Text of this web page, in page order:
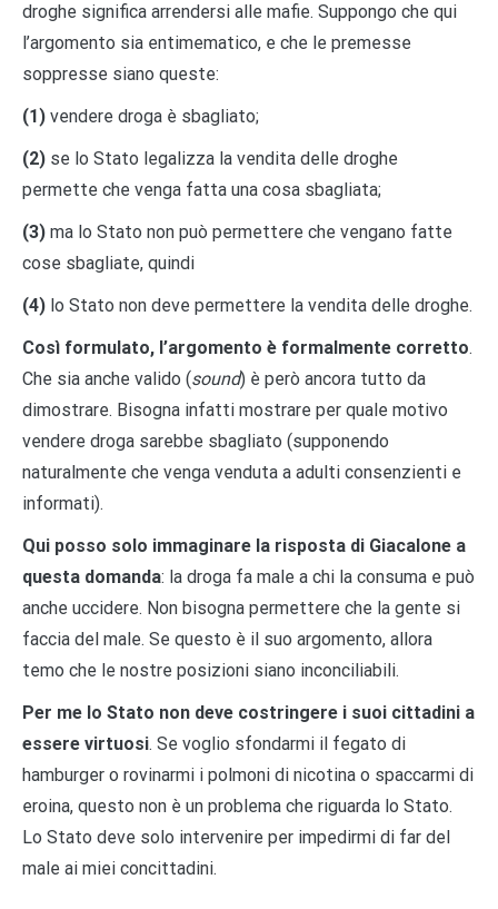
droghe significa arrendersi alle mafie. Suppongo che qui
l’argomento sia entimematico, e che le premesse
soppresse siano queste:
(1) vendere droga è sbagliato;
(2) se lo Stato legalizza la vendita delle droghe
permette che venga fatta una cosa sbagliata;
(3) ma lo Stato non può permettere che vengano fatte
cose sbagliate, quindi
(4) lo Stato non deve permettere la vendita delle droghe.
Così formulato, l’argomento è formalmente corretto.
Che sia anche valido (sound) è però ancora tutto da
dimostrare. Bisogna infatti mostrare per quale motivo
vendere droga sarebbe sbagliato (supponendo
naturalmente che venga venduta a adulti consenzienti e
informati).
Qui posso solo immaginare la risposta di Giacalone a
questa domanda: la droga fa male a chi la consuma e può
anche uccidere. Non bisogna permettere che la gente si
faccia del male. Se questo è il suo argomento, allora
temo che le nostre posizioni siano inconciliabili.
Per me lo Stato non deve costringere i suoi cittadini a
essere virtuosi. Se voglio sfondarmi il fegato di
hamburger o rovinarmi i polmoni di nicotina o spaccarmi di
eroina, questo non è un problema che riguarda lo Stato.
Lo Stato deve solo intervenire per impedirmi di far del
male ai miei concittadini.